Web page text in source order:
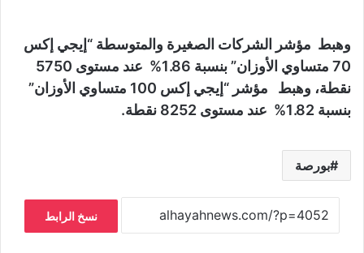
وهبط مؤشر الشركات الصغيرة والمتوسطة “إيجي إكس
70 متساوي الأوزان” بنسبة 1.86% عند مستوى 5750
نقطة، وهبط مؤشر “إيجي إكس 100 متساوي الأوزان”
بنسبة 1.82% عند مستوى 8252 نقطة.
بورصة
نسخ الرابط